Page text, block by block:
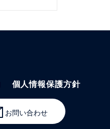
個人情報保護方針
お問い合わせ